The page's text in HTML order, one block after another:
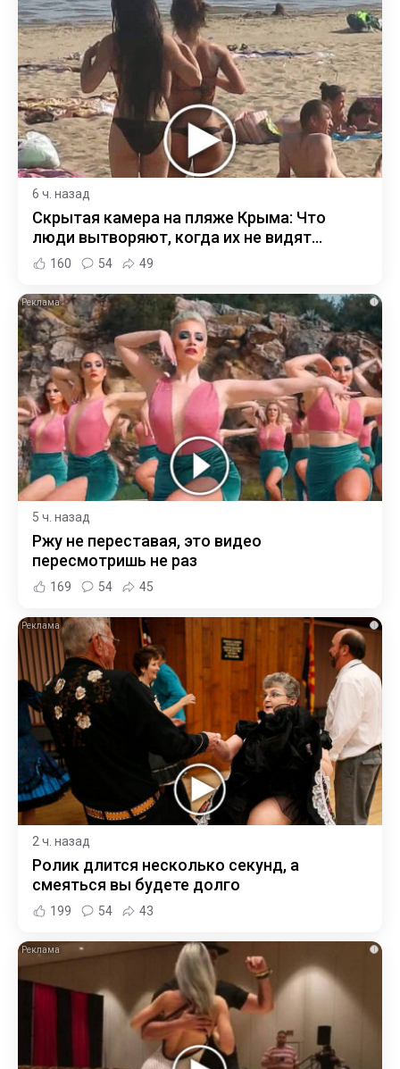
6 ч. назад
Скрытая камера на пляже Крыма: Что
люди вытворяют, когда их не видят...
160 54 49
i
5 ч. назад
Ржу не переставая, это видео
пересмотришь не раз
169 54 45
i
2 ч. назад
Ролик длится несколько секунд, а
смеяться вы будете долго
199 54 43
i